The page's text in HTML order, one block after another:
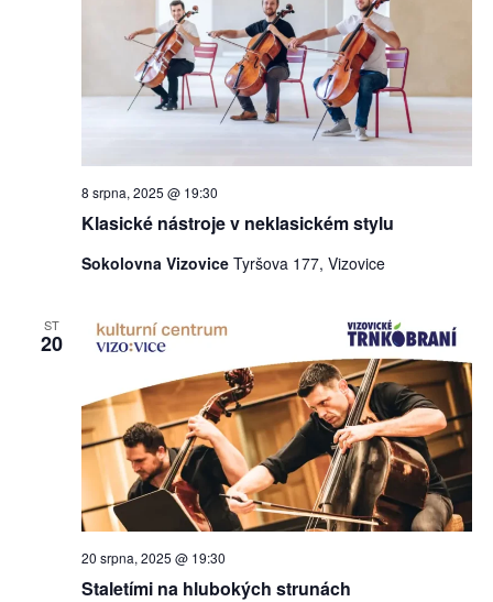
Klasické nástroje v neklasickém stylu
8 srpna, 2025 @ 19:30
Sokolovna Vizovice Tyršova 177, Vizovice
ST
20
Staletími na hlubokých strunách
20 srpna, 2025 @ 19:30